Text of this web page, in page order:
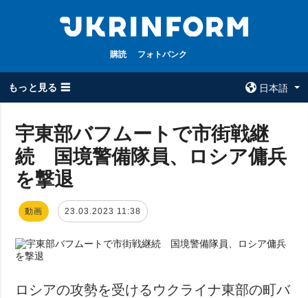
購読 フォトバンク
もっと見る ☰
日本語
全てのトピック
戦争
政治
経済・復興
防衛
社会・文化
ウクルインフォ
宇東部バフムートで市街戦継
続 国境警備隊員、ロシア傭兵
を撃退
動画 23.03.2023 11:38
ロシアの攻勢を受けるウクライナ東部の町バ